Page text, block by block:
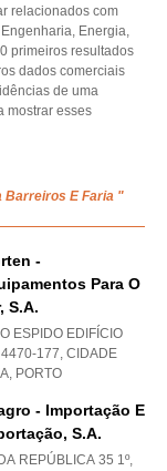
relacionados com
Energia,
primeiros resultados
dados comerciais
de uma
mostrar esses
Barreiros E Faria "
-
Para O
S.a.
ESPIDO EDIFÍCIO
177, CIDADE
, PORTO
- Importação E
S.a.
REPÚBLICA 35 1º,